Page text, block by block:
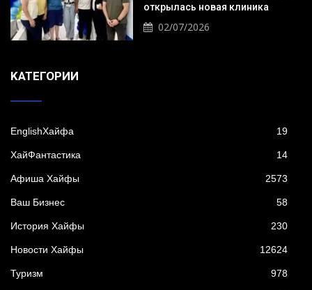
открылась новая клиника
02/07/2026
KАТЕГОРИИ
EnglishХайфа 19
XайФантастика 14
Афиша Хайфы 2573
Ваш Бизнес 58
История Хайфы 230
Новости Хайфы 12624
Туризм 978